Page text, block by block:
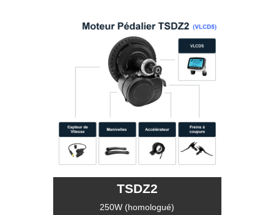
TSDZ2
250W (homologué)